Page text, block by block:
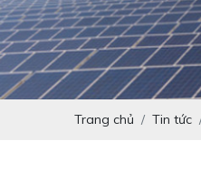
Trang chủ Tin tức